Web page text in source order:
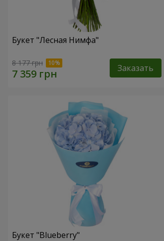
Букет "Лесная Нимфа"
8 177 грн Заказать
Букет "Blueberry"